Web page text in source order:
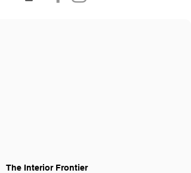
The Interior Frontier